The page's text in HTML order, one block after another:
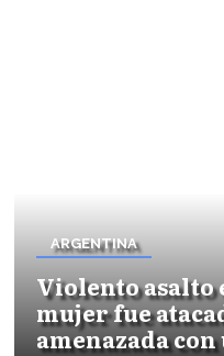
ARGENTINA
Violento asalto
mujer fue
amenazada